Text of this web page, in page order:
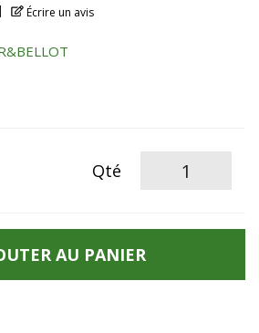
Écrire un avis
Qté
AU PANIER